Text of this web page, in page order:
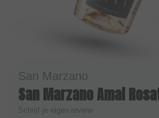
San Marzano
San Marzano Amai
Schrijf je eigen review